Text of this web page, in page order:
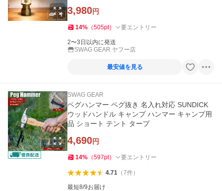
3,980円
14% （505pt） 要エントリー
2〜3日以内に発送
SWAG GEAR ヤフー店
最安値を見る
SWAG GEAR
ペグハンマー ペグ抜き 名入れ対応 SUNDICK
ウッドハンドル キャンプ ハンマー キャンプ用
品 ショート テント タープ
4,690円
14% （597pt） 要エントリー
4.71（7件）
最短8/9お届け